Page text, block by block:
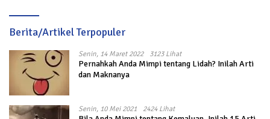
Berita/Artikel Terpopuler
Senin, 14 Maret 2022 3123 Lihat
Pernahkah Anda Mimpi tentang Lidah? Inilah Arti
dan Maknanya
Senin, 10 Mei 2021 2424 Lihat